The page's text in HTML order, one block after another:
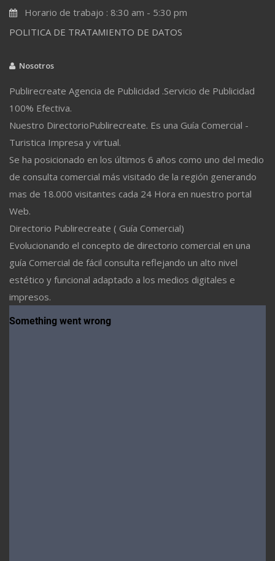
Horario de trabajo : 8:30 am - 5:30 pm
POLITICA DE TRATAMIENTO DE DATOS
Nosotros
Publirecreate Agencia de Publicidad .Servicio de Publicidad
100% Efectiva.
Nuestro DirectorioPublirecreate. Es una Guía Comercial -
Turistica Impresa y virtual.
Se ha posicionado en los últimos 6 años como uno del medio
de consulta comercial más visitado de la región generando
mas de 18.000 visitantes cada 24 Hora en nuestro portal
Web.
Directorio Publirecreate ( Guía Comercial)
Evolucionando el concepto de directorio comercial en una
guía Comercial de fácil consulta reflejando un alto nivel
estético y funcional adaptado a los medios digitales e
impresos.